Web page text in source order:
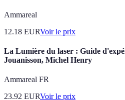
Ammareal
12.18 EURVoir le prix
La Lumière du laser : Guide
Jouanisson, Michel Henry
Ammareal FR
23.92 EURVoir le prix